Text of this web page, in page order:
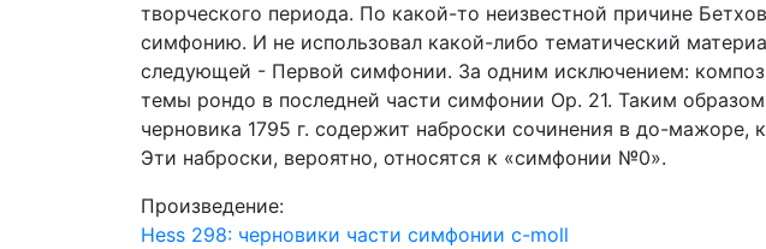
творческого периода. По какой-то неизвестной причине
симфонию. И не использовал какой-либо тематический
следующей - Первой симфонии. За одним исключением:
темы рондо в последней части симфонии Op. 21. Таким
черновика 1795 г. содержит наброски сочинения в до-мажоре,
Эти наброски, вероятно, относятся к «симфонии №0».
Произведение:
Hess 298: черновики части симфонии c-moll